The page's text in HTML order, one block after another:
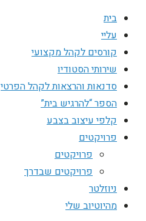
בית
עליי
קורסים לקהל מקצועי
שירותי הסטודיו
סדנאות והרצאות לקהל הפרטי
הספר “להרגיש בית”
קלפי עיצוב בצבע
פרויקטים
פרויקטים
פרויקטים שבדרך
ניוזלטר
מהיוטיוב שלי